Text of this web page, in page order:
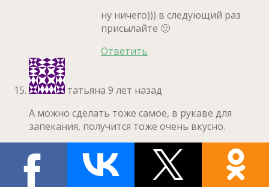
ну ничего))) в следующий раз
присылайте 🙂
Ответить
татьяна 9 лет назад
А можно сделать тоже самое, в рукаве для
запекания, получится тоже очень вкусно.